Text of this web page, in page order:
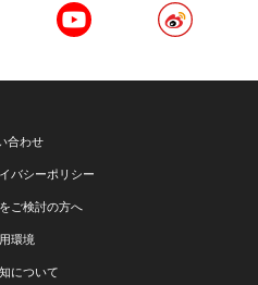
合わせ
バシーポリシー
ご検討の方へ
環境
について